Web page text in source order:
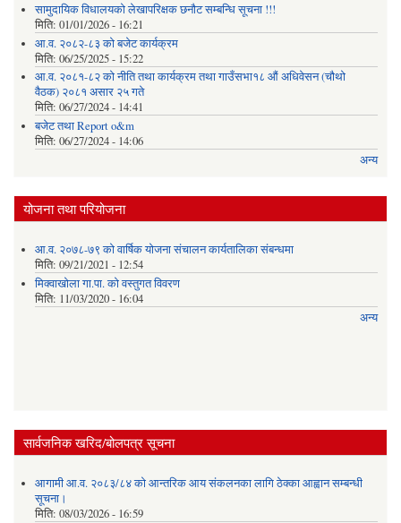
सामुदायिक विधालयको लेखापरिक्षक छनौट सम्बन्धि सूचना !!!
मिति: 01/01/2026 - 16:21
आ.व. २०८२-८३ को बजेट कार्यक्रम
मिति: 06/25/2025 - 15:22
आ.व. २०८१-८२ को नीति तथा कार्यक्रम तथा गाउँसभा१८ औं अधिवेसन (चौथो
वैठक) २०८१ असार २५ गते
मिति: 06/27/2024 - 14:41
बजेट तथा Report o&m
मिति: 06/27/2024 - 14:06
अन्य
योजना तथा परियोजना
आ.व. २०७८-७९ को वार्षिक योजना संचालन कार्यतालिका संबन्धमा
मिति: 09/21/2021 - 12:54
मिक्वाखोला गा.पा. को वस्तुगत विवरण
मिति: 11/03/2020 - 16:04
अन्य
सार्वजनिक खरिद/बोलपत्र सूचना
आगामी आ.व. २०८३/८४ को आन्तरिक आय संकलनका लागि ठेक्का आह्वान सम्बन्धी
सूचना।
मिति: 08/03/2026 - 16:59